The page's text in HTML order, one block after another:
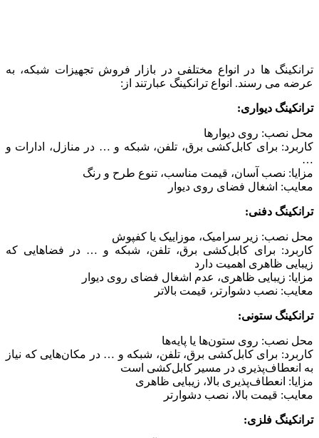
ترانکینگ ها در انواع مختلفی در بازار فروش تجهیزات شبکه، به
عرضه می رسند. انواع ترانکینگ عبارتند از:
ترانکینگ دیواری:
محل نصب: روی دیوارها
کاربرد: برای کابل‌کشی برق، تلفن، شبکه و … در منازل، ادارات و
…
مزایا: نصب آسان، قیمت مناسب، تنوع طرح و رنگ
معایب: اشغال فضای روی دیوار
ترانکینگ دفنی:
محل نصب: زیر سرامیک، موزاییک یا کفپوش
کاربرد: برای کابل‌کشی برق، تلفن، شبکه و … در فضاهایی که
زیبایی ظاهری اهمیت دارد
مزایا: زیبایی ظاهری، عدم اشغال فضای روی دیوار
معایب: نصب دشوارتر، قیمت بالاتر
ترانکینگ ستونی:
محل نصب: روی ستون‌ها یا پایه‌ها
کاربرد: برای کابل‌کشی برق، تلفن، شبکه و … در مکان‌هایی که نیاز
به انعطاف‌پذیری در مسیر کابل‌کشی است
مزایا: انعطاف‌پذیری بالا، زیبایی ظاهری
معایب: قیمت بالا، نصب دشوارتر
ترانکینگ فلزی: